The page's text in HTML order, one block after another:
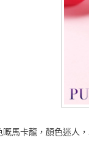
嘅馬卡龍，顏色迷人